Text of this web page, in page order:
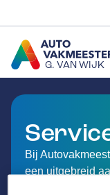
G. VAN WIJK
GA NAAR DE
Bij
een uitgebreid